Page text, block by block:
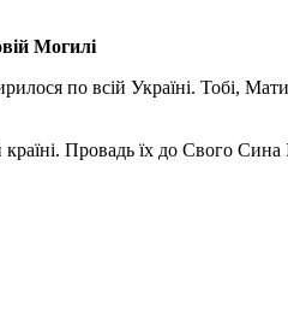
Могилі
по всій Україні. Тобі,
Провадь їх до Свого Сина